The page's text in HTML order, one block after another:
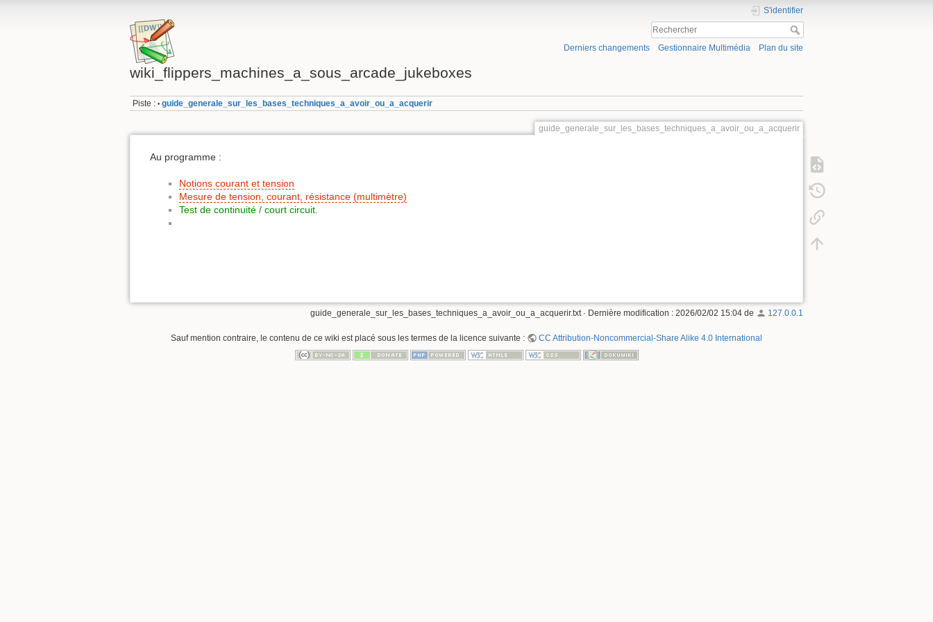
wiki_flippers_machines_a_sous_arcade_jukeboxes
S'identifier
Derniers changements Gestionnaire Multimédia Plan du site
Piste : • guide_generale_sur_les_bases_techniques_a_avoir_ou_a_acquerir
guide_generale_sur_les_bases_techniques_a_avoir_ou_a_acquerir
Au programme :
Notions courant et tension
Mesure de tension, courant, résistance (multimètre)
Test de continuité / court circuit.
guide_generale_sur_les_bases_techniques_a_avoir_ou_a_acquerir.txt· Dernière modification : 2026/02/02 15:04de 127.0.0.1
Sauf mention contraire, le contenu de ce wiki est placé sous les termes de la licence suivante : CC Attribution-Noncommercial-Share Alike 4.0 International